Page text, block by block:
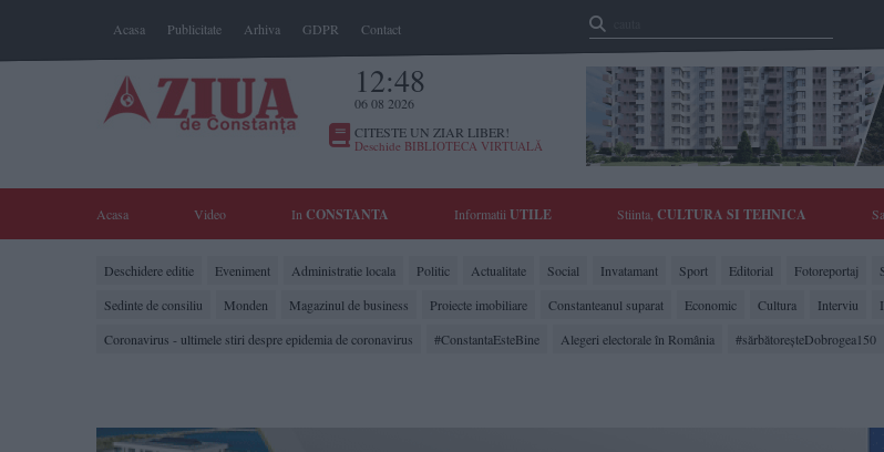
Acasa Publicitate Arhiva GDPR Contact
12:48
06 08 2026
CITESTE UN ZIAR LIBER!
Deschide BIBLIOTECA VIRTUALĂ
Acasa Video In CONSTANTA Informatii UTILE Stiinta, CULTURA SI TEHNICA
Deschidere editie Eveniment Administratie locala Politic Actualitate Social Invatamant Sport Editorial Fotoreportaj
Sedinte de consiliu
Monden Magazinul de business Proiecte imobiliare Constanteanul suparat Economic Cultura Interviu
Coronavirus - ultimele stiri despre epidemia de coronavirus
#ConstantaEsteBine Alegeri electorale în România #sărbătoreşteDobrogea150